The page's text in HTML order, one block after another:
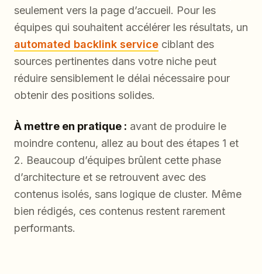
seulement vers la page d’accueil. Pour les
équipes qui souhaitent accélérer les résultats, un
automated backlink service ciblant des
sources pertinentes dans votre niche peut
réduire sensiblement le délai nécessaire pour
obtenir des positions solides.
À mettre en pratique : avant de produire le
moindre contenu, allez au bout des étapes 1 et
2. Beaucoup d’équipes brûlent cette phase
d’architecture et se retrouvent avec des
contenus isolés, sans logique de cluster. Même
bien rédigés, ces contenus restent rarement
performants.